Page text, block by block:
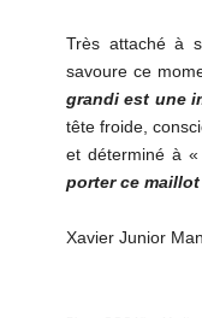
Très attaché à
savoure ce
grandi est une
tête froide,
et déterminé à
porter ce maillot
Xavier Junior